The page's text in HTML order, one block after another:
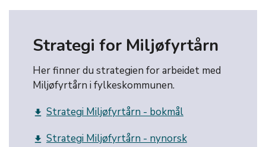
Strategi for Miljøfyrtårn
Her finner du strategien for arbeidet med
Miljøfyrtårn i fylkeskommunen.
get_app Strategi Miljøfyrtårn - bokmål
get_app Strategi Miljøfyrtårn - nynorsk